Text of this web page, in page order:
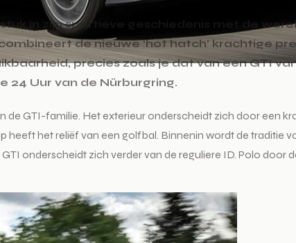
in zijn sportieve geschiedenis met de
de nieuwe ‘hot hatch’ krachtige
precies zoals je dat van een GTI
24 Uur van de Nürburgring.
de GTI-familie. Het exterieur onderscheidt zich door een
heeft het reliëf van een golfbal. Binnenin wordt de traditie
onderscheidt zich verder van de reguliere ID. Polo door